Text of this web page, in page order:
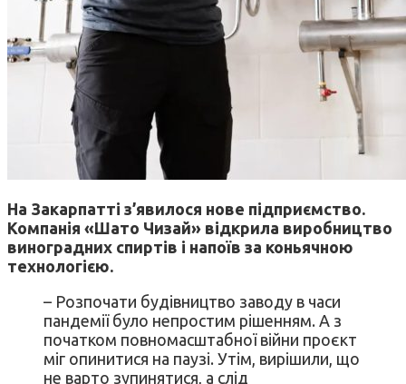
На Закарпатті з’явилося нове підприємство.
Компанія «Шато Чизай» відкрила виробництво
виноградних спиртів і напоїв за коньячною
технологією.
– Розпочати будівництво заводу в часи
пандемії було непростим рішенням. А з
початком повномасштабної війни проєкт
міг опинитися на паузі. Утім, вирішили, що
не варто зупинятися, а слід